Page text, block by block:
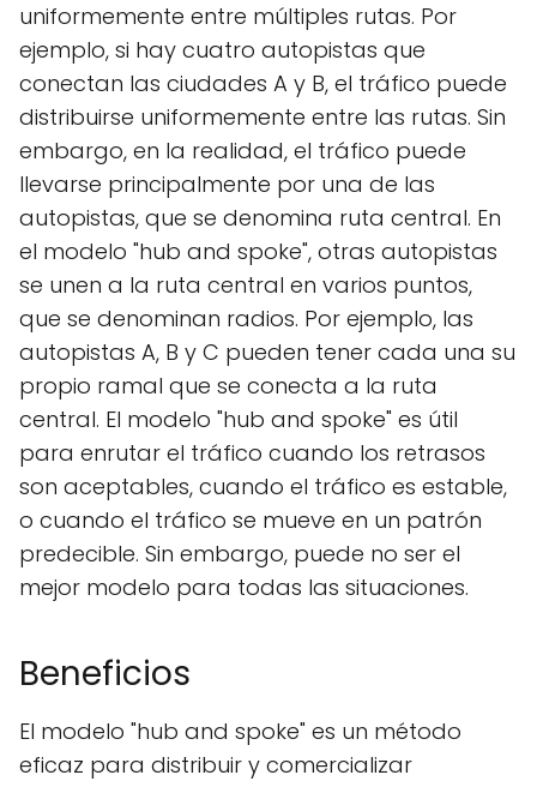
uniformemente entre múltiples rutas. Por
ejemplo, si hay cuatro autopistas que
conectan las ciudades A y B, el tráfico puede
distribuirse uniformemente entre las rutas. Sin
embargo, en la realidad, el tráfico puede
llevarse principalmente por una de las
autopistas, que se denomina ruta central. En
el modelo "hub and spoke", otras autopistas
se unen a la ruta central en varios puntos,
que se denominan radios. Por ejemplo, las
autopistas A, B y C pueden tener cada una su
propio ramal que se conecta a la ruta
central. El modelo "hub and spoke" es útil
para enrutar el tráfico cuando los retrasos
son aceptables, cuando el tráfico es estable,
o cuando el tráfico se mueve en un patrón
predecible. Sin embargo, puede no ser el
mejor modelo para todas las situaciones.
Beneficios
El modelo "hub and spoke" es un método
eficaz para distribuir y comercializar